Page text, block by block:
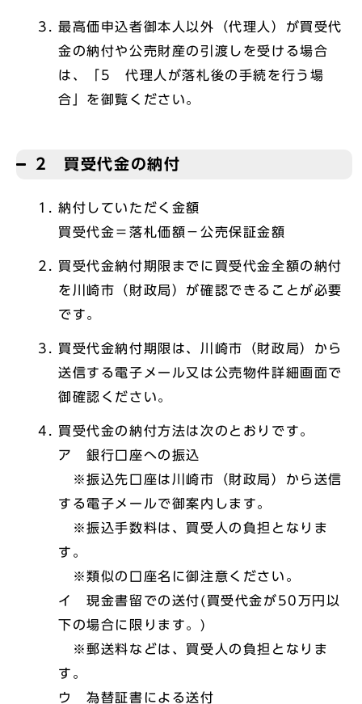
最高価申込者御本人以外（代理人）が買受代
金の納付や公売財産の引渡しを受ける場合
は、「5 代理人が落札後の手続を行う場
合」を御覧ください。
2 買受代金の納付
納付していただく金額
買受代金＝落札価額－公売保証金額
買受代金納付期限までに買受代金全額の納付
を川崎市（財政局）が確認できることが必要
です。
買受代金納付期限は、川崎市（財政局）から
送信する電子メール又は公売物件詳細画面で
御確認ください。
買受代金の納付方法は次のとおりです。
ア 銀行口座への振込
※振込先口座は川崎市（財政局）から送信
する電子メールで御案内します。
※振込手数料は、買受人の負担となりま
す。
※類似の口座名に御注意ください。
イ 現金書留での送付(買受代金が50万円以
下の場合に限ります。)
※郵送料などは、買受人の負担となりま
す。
ウ 為替証書による送付